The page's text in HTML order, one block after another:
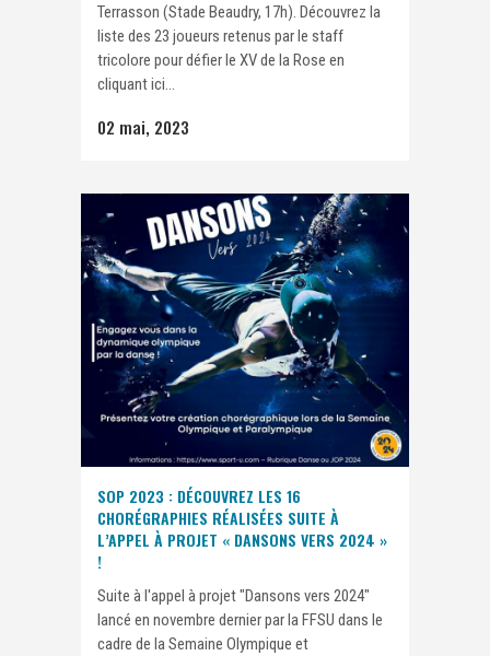
Terrasson (Stade Beaudry, 17h). Découvrez la
liste des 23 joueurs retenus par le staff
tricolore pour défier le XV de la Rose en
cliquant ici...
02 mai, 2023
SOP 2023 : DÉCOUVREZ LES 16
CHORÉGRAPHIES RÉALISÉES SUITE À
L’APPEL À PROJET « DANSONS VERS 2024 »
!
Suite à l'appel à projet "Dansons vers 2024"
lancé en novembre dernier par la FFSU dans le
cadre de la Semaine Olympique et